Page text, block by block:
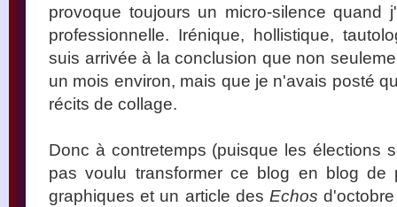
provoque toujours un micro-silence quand
professionnelle. Irénique, hollistique,
suis arrivée à la conclusion que non
un mois environ, mais que je n'avais posté
récits de collage.
Donc à contretemps (puisque les élections
pas voulu transformer ce blog en blog de
graphiques et un article des Echos